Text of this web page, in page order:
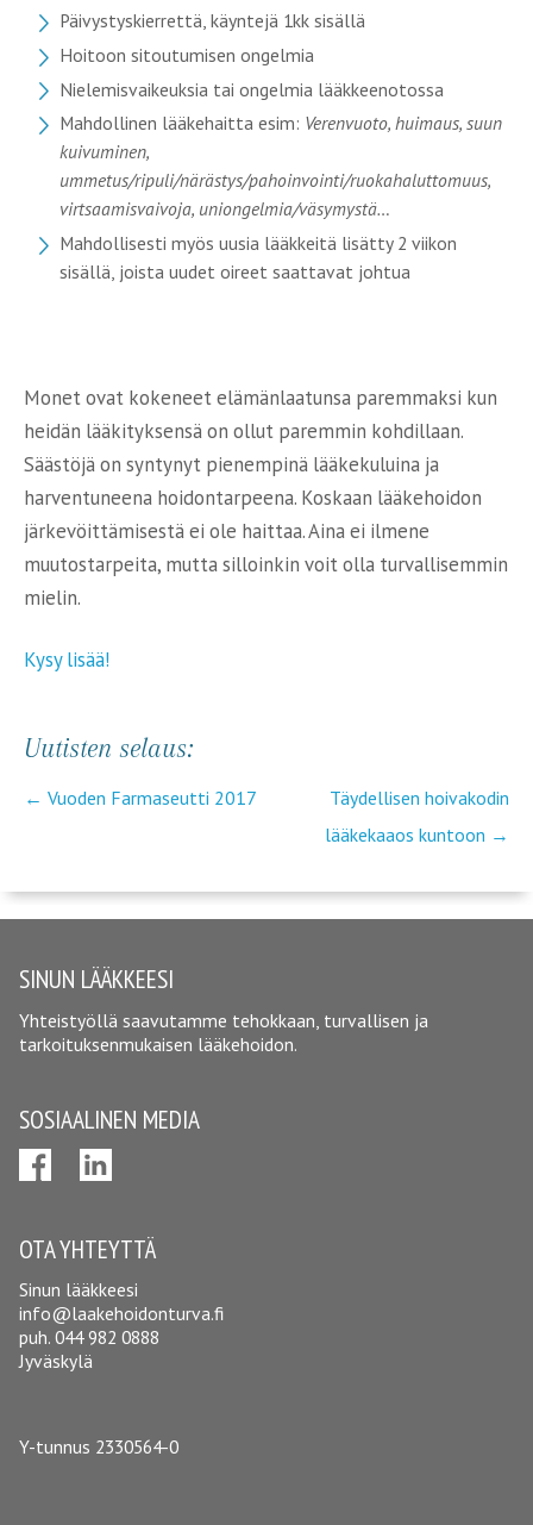
Päivystyskierrettä, käyntejä 1kk sisällä
Hoitoon sitoutumisen ongelmia
Nielemisvaikeuksia tai ongelmia lääkkeenotossa
Mahdollinen lääkehaitta esim: Verenvuoto, huimaus, suun
kuivuminen,
ummetus/ripuli/närästys/pahoinvointi/ruokahaluttomuus,
virtsaamisvaivoja, uniongelmia/väsymystä…
Mahdollisesti myös uusia lääkkeitä lisätty 2 viikon
sisällä, joista uudet oireet saattavat johtua
Monet ovat kokeneet elämänlaatunsa paremmaksi kun
heidän lääkityksensä on ollut paremmin kohdillaan.
Säästöjä on syntynyt pienempinä lääkekuluina ja
harventuneena hoidontarpeena. Koskaan lääkehoidon
järkevöittämisestä ei ole haittaa. Aina ei ilmene
muutostarpeita, mutta silloinkin voit olla turvallisemmin
mielin.
Kysy lisää!
Uutisten selaus:
← Vuoden Farmaseutti 2017
Täydellisen hoivakodin
lääkekaaos kuntoon →
SINUN LÄÄKKEESI
Yhteistyöllä saavutamme tehokkaan, turvallisen ja
tarkoituksenmukaisen lääkehoidon.
SOSIAALINEN MEDIA
OTA YHTEYTTÄ
Sinun lääkkeesi
info@laakehoidonturva.fi
puh.044 982 0888
Jyväskylä
Y-tunnus 2330564-0